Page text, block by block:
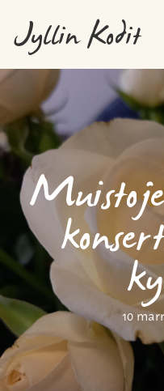
Jyllin Kodit
10